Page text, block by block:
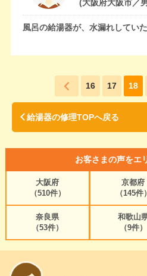
(大阪府大阪市／
風呂の給湯器が、水漏れしてい
16 17 18
給湯器の修理TOPへ戻る
お客さまの声をエ
大阪府
（510件）
京都府
（145件）
奈良県
（53件）
和歌山
（9件）